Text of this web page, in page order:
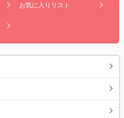
お気に入りリスト